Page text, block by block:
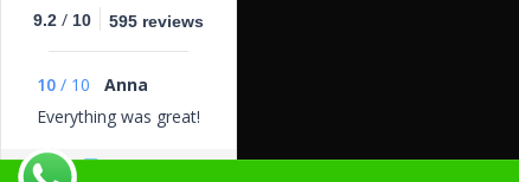
9.2 / 10 595 reviews
10 / 10
Anna
Everything was great!